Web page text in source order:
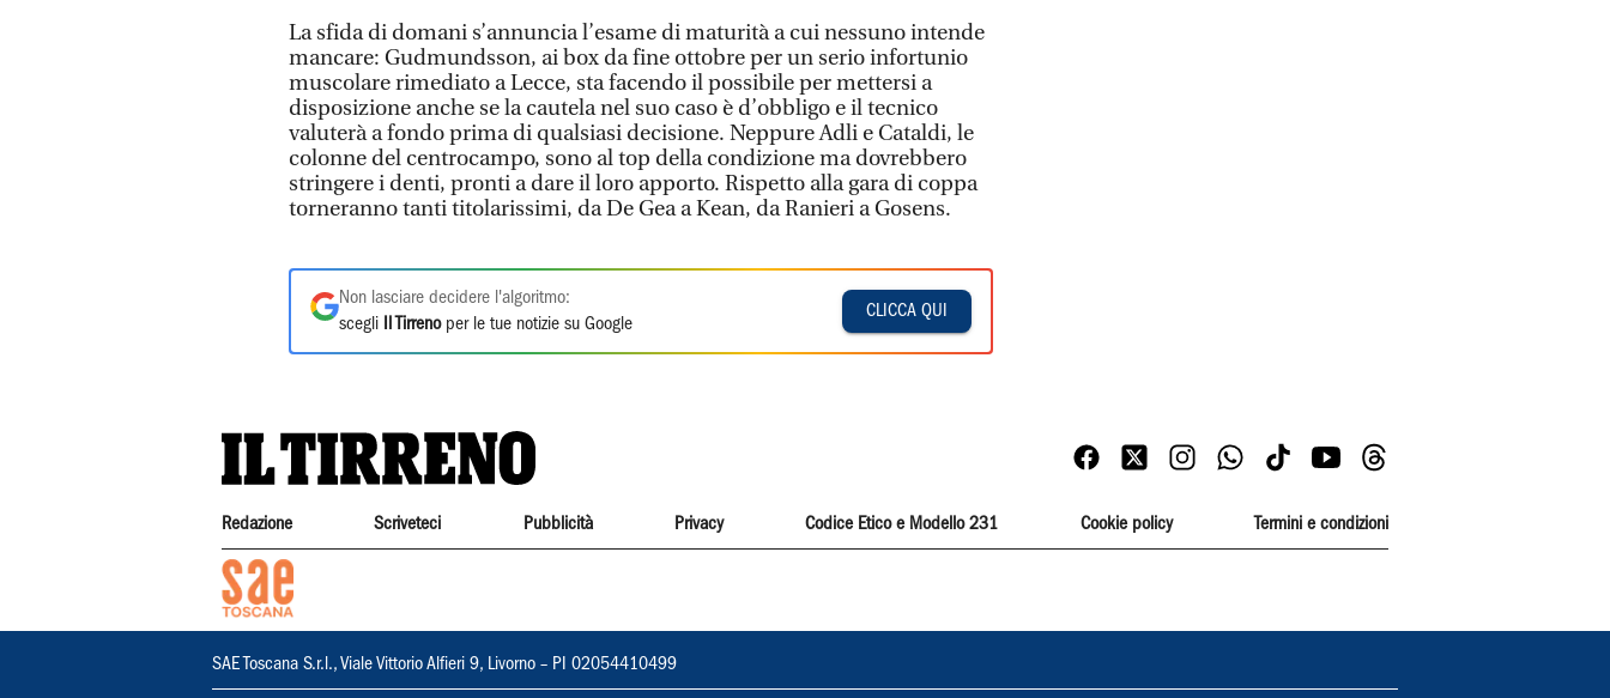
La sfida di domani s’annuncia l’esame di maturità a cui nessuno intende
mancare: Gudmundsson, ai box da fine ottobre per un serio infortunio
muscolare rimediato a Lecce, sta facendo il possibile per mettersi a
disposizione anche se la cautela nel suo caso è d’obbligo e il tecnico
valuterà a fondo prima di qualsiasi decisione. Neppure Adli e Cataldi, le
colonne del centrocampo, sono al top della condizione ma dovrebbero
stringere i denti, pronti a dare il loro apporto. Rispetto alla gara di coppa
torneranno tanti titolarissimi, da De Gea a Kean, da Ranieri a Gosens.
Non lasciare decidere l'algoritmo:
scegli
Il Tirrenoper le tue notizie su Google
CLICCA QUI
Redazione Scriveteci Pubblicità Privacy Codice Etico e Modello 231 Cookie policy Termini e condizioni
SAE Toscana S.r.l., Viale Vittorio Alfieri 9, Livorno – PI 02054410499